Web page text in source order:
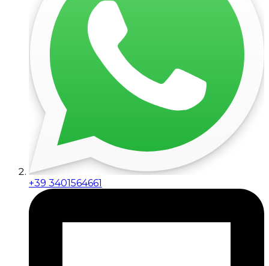
+39 3401564661